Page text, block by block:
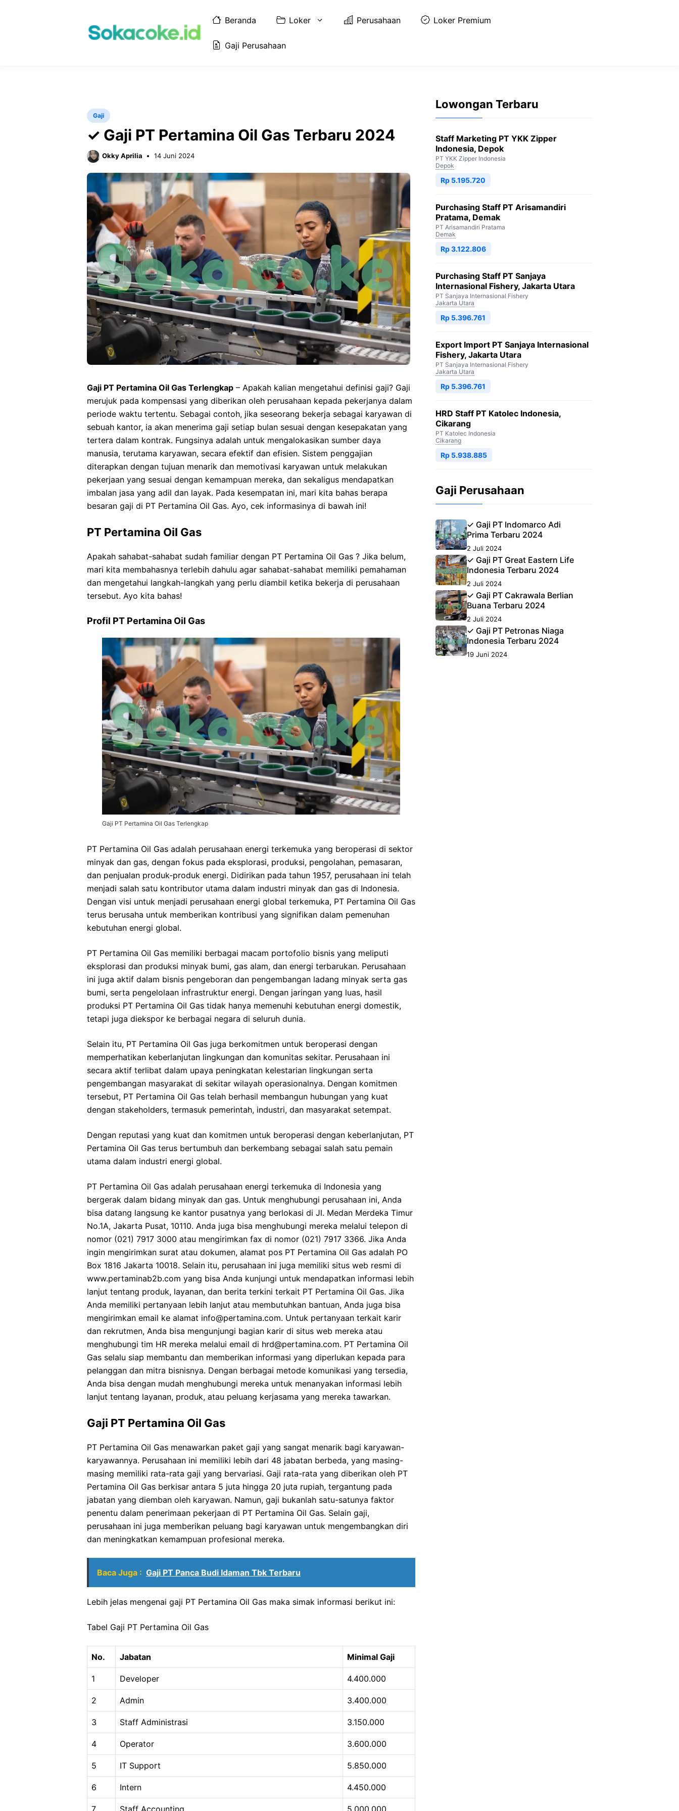
Beranda Loker Perusahaan Loker Premium
Gaji Perusahaan
Gaji
✓ Gaji PT Pertamina Oil Gas Terbaru 2024
Okky Aprilia 14 Juni 2024
Gaji PT Pertamina Oil Gas Terlengkap – Apakah kalian mengetahui definisi gaji? Gaji
merujuk pada kompensasi yang diberikan oleh perusahaan kepada pekerjanya dalam
periode waktu tertentu. Sebagai contoh, jika seseorang bekerja sebagai karyawan di
sebuah kantor, ia akan menerima gaji setiap bulan sesuai dengan kesepakatan yang
tertera dalam kontrak. Fungsinya adalah untuk mengalokasikan sumber daya
manusia, terutama karyawan, secara efektif dan efisien. Sistem penggajian
diterapkan dengan tujuan menarik dan memotivasi karyawan untuk melakukan
pekerjaan yang sesuai dengan kemampuan mereka, dan sekaligus mendapatkan
imbalan jasa yang adil dan layak. Pada kesempatan ini, mari kita bahas berapa
besaran gaji di PT Pertamina Oil Gas. Ayo, cek informasinya di bawah ini!
PT Pertamina Oil Gas
Apakah sahabat-sahabat sudah familiar dengan PT Pertamina Oil Gas ? Jika belum,
mari kita membahasnya terlebih dahulu agar sahabat-sahabat memiliki pemahaman
dan mengetahui langkah-langkah yang perlu diambil ketika bekerja di perusahaan
tersebut. Ayo kita bahas!
Profil PT Pertamina Oil Gas
Gaji PT Pertamina Oil Gas Terlengkap
PT Pertamina Oil Gas adalah perusahaan energi terkemuka yang beroperasi di sektor
minyak dan gas, dengan fokus pada eksplorasi, produksi, pengolahan, pemasaran,
dan penjualan produk-produk energi. Didirikan pada tahun 1957, perusahaan ini telah
menjadi salah satu kontributor utama dalam industri minyak dan gas di Indonesia.
Dengan visi untuk menjadi perusahaan energi global terkemuka, PT Pertamina Oil Gas
terus berusaha untuk memberikan kontribusi yang signifikan dalam pemenuhan
kebutuhan energi global.
PT Pertamina Oil Gas memiliki berbagai macam portofolio bisnis yang meliputi
eksplorasi dan produksi minyak bumi, gas alam, dan energi terbarukan. Perusahaan
ini juga aktif dalam bisnis pengeboran dan pengembangan ladang minyak serta gas
bumi, serta pengelolaan infrastruktur energi. Dengan jaringan yang luas, hasil
produksi PT Pertamina Oil Gas tidak hanya memenuhi kebutuhan energi domestik,
tetapi juga diekspor ke berbagai negara di seluruh dunia.
Selain itu, PT Pertamina Oil Gas juga berkomitmen untuk beroperasi dengan
memperhatikan keberlanjutan lingkungan dan komunitas sekitar. Perusahaan ini
secara aktif terlibat dalam upaya peningkatan kelestarian lingkungan serta
pengembangan masyarakat di sekitar wilayah operasionalnya. Dengan komitmen
tersebut, PT Pertamina Oil Gas telah berhasil membangun hubungan yang kuat
dengan stakeholders, termasuk pemerintah, industri, dan masyarakat setempat.
Dengan reputasi yang kuat dan komitmen untuk beroperasi dengan keberlanjutan, PT
Pertamina Oil Gas terus bertumbuh dan berkembang sebagai salah satu pemain
utama dalam industri energi global.
PT Pertamina Oil Gas adalah perusahaan energi terkemuka di Indonesia yang
bergerak dalam bidang minyak dan gas. Untuk menghubungi perusahaan ini, Anda
bisa datang langsung ke kantor pusatnya yang berlokasi di Jl. Medan Merdeka Timur
No.1A, Jakarta Pusat, 10110. Anda juga bisa menghubungi mereka melalui telepon di
nomor (021) 7917 3000 atau mengirimkan fax di nomor (021) 7917 3366. Jika Anda
ingin mengirimkan surat atau dokumen, alamat pos PT Pertamina Oil Gas adalah PO
Box 1816 Jakarta 10018. Selain itu, perusahaan ini juga memiliki situs web resmi di
www.pertaminab2b.com yang bisa Anda kunjungi untuk mendapatkan informasi lebih
lanjut tentang produk, layanan, dan berita terkini terkait PT Pertamina Oil Gas. Jika
Anda memiliki pertanyaan lebih lanjut atau membutuhkan bantuan, Anda juga bisa
mengirimkan email ke alamat info@pertamina.com. Untuk pertanyaan terkait karir
dan rekrutmen, Anda bisa mengunjungi bagian karir di situs web mereka atau
menghubungi tim HR mereka melalui email di hrd@pertamina.com. PT Pertamina Oil
Gas selalu siap membantu dan memberikan informasi yang diperlukan kepada para
pelanggan dan mitra bisnisnya. Dengan berbagai metode komunikasi yang tersedia,
Anda bisa dengan mudah menghubungi mereka untuk menanyakan informasi lebih
lanjut tentang layanan, produk, atau peluang kerjasama yang mereka tawarkan.
Gaji PT Pertamina Oil Gas
PT Pertamina Oil Gas menawarkan paket gaji yang sangat menarik bagi karyawan-
karyawannya. Perusahaan ini memiliki lebih dari 48 jabatan berbeda, yang masing-
masing memiliki rata-rata gaji yang bervariasi. Gaji rata-rata yang diberikan oleh PT
Pertamina Oil Gas berkisar antara 5 juta hingga 20 juta rupiah, tergantung pada
jabatan yang diemban oleh karyawan. Namun, gaji bukanlah satu-satunya faktor
penentu dalam penerimaan pekerjaan di PT Pertamina Oil Gas. Selain gaji,
perusahaan ini juga memberikan peluang bagi karyawan untuk mengembangkan diri
dan meningkatkan kemampuan profesional mereka.
Baca Juga : Gaji PT Panca Budi Idaman Tbk Terbaru
Lebih jelas mengenai gaji PT Pertamina Oil Gas maka simak informasi berikut ini:
Tabel Gaji PT Pertamina Oil Gas
No. Jabatan Minimal Gaji
1 Developer 4.400.000
2 Admin 3.400.000
3 Staff Administrasi 3.150.000
4 Operator 3.600.000
5 IT Support 5.850.000
6 Intern 4.450.000
Lowongan Terbaru
Staff Marketing PT YKK Zipper
Indonesia, Depok
PT YKK Zipper Indonesia
Depok
Rp 5.195.720
Purchasing Staff PT Arisamandiri
Pratama, Demak
PT Arisamandiri Pratama
Demak
Rp 3.122.806
Purchasing Staff PT Sanjaya
Internasional Fishery, Jakarta Utara
PT Sanjaya Internasional Fishery
Jakarta Utara
Rp 5.396.761
Export Import PT Sanjaya Internasional
Fishery, Jakarta Utara
PT Sanjaya Internasional Fishery
Jakarta Utara
Rp 5.396.761
HRD Staff PT Katolec Indonesia,
Cikarang
PT Katolec Indonesia
Cikarang
Rp 5.938.885
Gaji Perusahaan
✓ Gaji PT Indomarco Adi
Prima Terbaru 2024
2 Juli 2024
✓ Gaji PT Great Eastern Life
Indonesia Terbaru 2024
2 Juli 2024
✓ Gaji PT Cakrawala Berlian
Buana Terbaru 2024
2 Juli 2024
✓ Gaji PT Petronas Niaga
Indonesia Terbaru 2024
19 Juni 2024